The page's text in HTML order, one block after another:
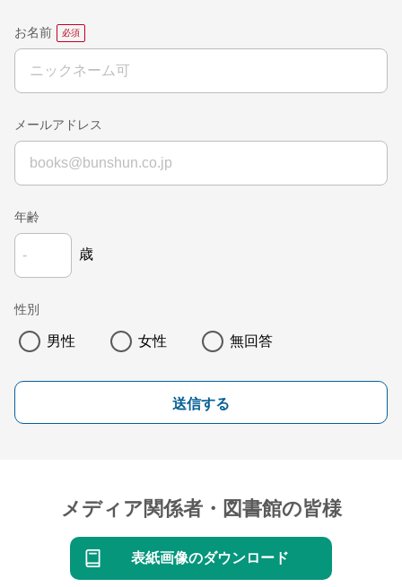
お名前
メールアドレス
年齢
歳
性別
男性 女性 無回答
送信する
メディア関係者・図書館の皆様
表紙画像のダウンロード